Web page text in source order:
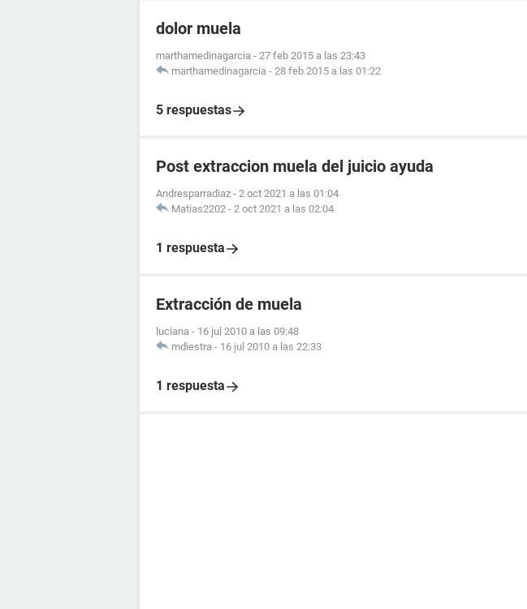
dolor muela
marthamedinagarcia - 27 feb 2015 a las 23:43
marthamedinagarcia - 28 feb 2015 a las 01:22
5 respuestas
Post extraccion muela del juicio ayuda
Andresparradiaz - 2 oct 2021 a las 01:04
Matias2202 - 2 oct 2021 a las 02:04
1 respuesta
Extracción de muela
luciana - 16 jul 2010 a las 09:48
mdiestra - 16 jul 2010 a las 22:33
1 respuesta